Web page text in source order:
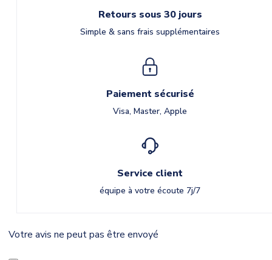
Retours sous 30 jours
Simple & sans frais supplémentaires
Paiement sécurisé
Visa, Master, Apple
Service client
équipe à votre écoute 7j/7
Votre avis ne peut pas être envoyé